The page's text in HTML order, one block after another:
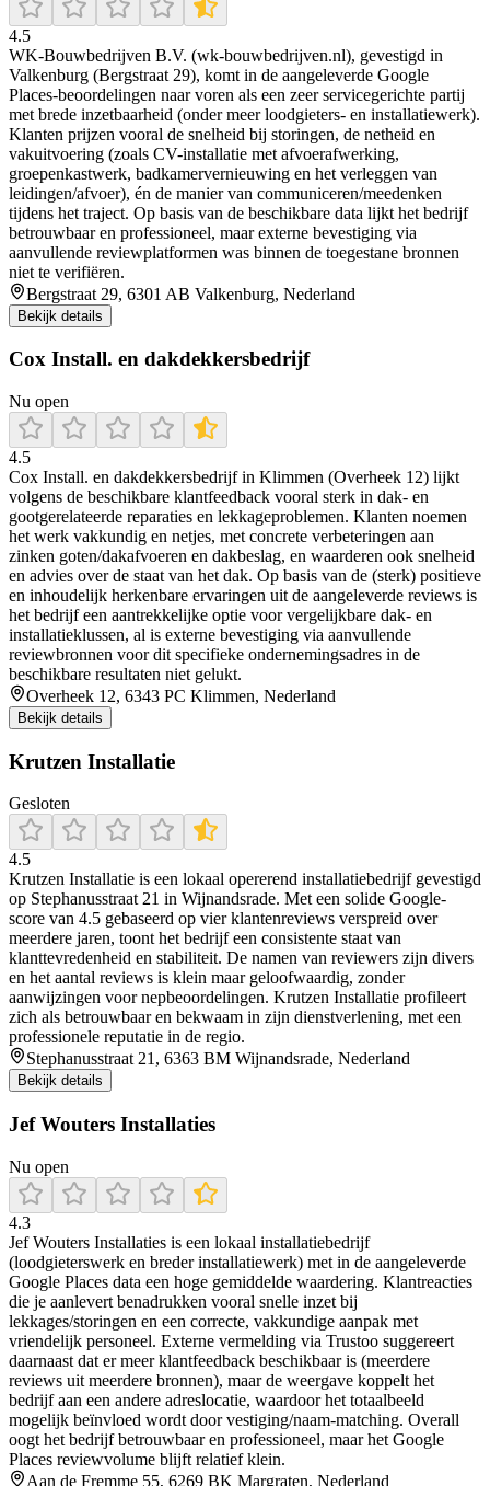
4.5
WK-Bouwbedrijven B.V. (wk-bouwbedrijven.nl), gevestigd in
Valkenburg (Bergstraat 29), komt in de aangeleverde Google
Places-beoordelingen naar voren als een zeer servicegerichte partij
met brede inzetbaarheid (onder meer loodgieters- en installatiewerk).
Klanten prijzen vooral de snelheid bij storingen, de netheid en
vakuitvoering (zoals CV-installatie met afvoerafwerking,
groepenkastwerk, badkamervernieuwing en het verleggen van
leidingen/afvoer), én de manier van communiceren/meedenken
tijdens het traject. Op basis van de beschikbare data lijkt het bedrijf
betrouwbaar en professioneel, maar externe bevestiging via
aanvullende reviewplatformen was binnen de toegestane bronnen
niet te verifiëren.
Bergstraat 29, 6301 AB Valkenburg, Nederland
Bekijk details
Cox Install. en dakdekkersbedrijf
Nu open
4.5
Cox Install. en dakdekkersbedrijf in Klimmen (Overheek 12) lijkt
volgens de beschikbare klantfeedback vooral sterk in dak- en
gootgerelateerde reparaties en lekkageproblemen. Klanten noemen
het werk vakkundig en netjes, met concrete verbeteringen aan
zinken goten/dakafvoeren en dakbeslag, en waarderen ook snelheid
en advies over de staat van het dak. Op basis van de (sterk) positieve
en inhoudelijk herkenbare ervaringen uit de aangeleverde reviews is
het bedrijf een aantrekkelijke optie voor vergelijkbare dak- en
installatieklussen, al is externe bevestiging via aanvullende
reviewbronnen voor dit specifieke ondernemingsadres in de
beschikbare resultaten niet gelukt.
Overheek 12, 6343 PC Klimmen, Nederland
Bekijk details
Krutzen Installatie
Gesloten
4.5
Krutzen Installatie is een lokaal opererend installatiebedrijf gevestigd
op Stephanusstraat 21 in Wijnandsrade. Met een solide Google-
score van 4.5 gebaseerd op vier klantenreviews verspreid over
meerdere jaren, toont het bedrijf een consistente staat van
klanttevredenheid en stabiliteit. De namen van reviewers zijn divers
en het aantal reviews is klein maar geloofwaardig, zonder
aanwijzingen voor nepbeoordelingen. Krutzen Installatie profileert
zich als betrouwbaar en bekwaam in zijn dienstverlening, met een
professionele reputatie in de regio.
Stephanusstraat 21, 6363 BM Wijnandsrade, Nederland
Bekijk details
Jef Wouters Installaties
Nu open
4.3
Jef Wouters Installaties is een lokaal installatiebedrijf
(loodgieterswerk en breder installatiewerk) met in de aangeleverde
Google Places data een hoge gemiddelde waardering. Klantreacties
die je aanlevert benadrukken vooral snelle inzet bij
lekkages/storingen en een correcte, vakkundige aanpak met
vriendelijk personeel. Externe vermelding via Trustoo suggereert
daarnaast dat er meer klantfeedback beschikbaar is (meerdere
reviews uit meerdere bronnen), maar de weergave koppelt het
bedrijf aan een andere adreslocatie, waardoor het totaalbeeld
mogelijk beïnvloed wordt door vestiging/naam-matching. Overall
oogt het bedrijf betrouwbaar en professioneel, maar het Google
Places reviewvolume blijft relatief klein.
Aan de Fremme 55, 6269 BK Margraten, Nederland